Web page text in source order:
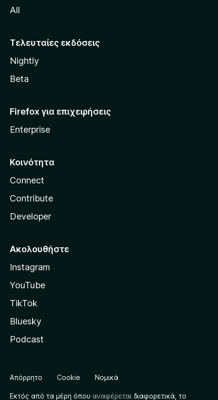
o
i
l
a
All
Τελευταίες εκδόσεις
Nightly
Beta
Firefox για επιχειρήσεις
Enterprise
Κοινότητα
Connect
Contribute
Developer
Ακολουθήστε
Instagram
YouTube
TikTok
Bluesky
Podcast
Απόρρητο Cookie Νομικά
Εκτός από τα μέρη όπου αναφέρεται διαφορετικά, το